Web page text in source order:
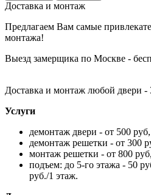
Доставка и монтаж
Предлагаем Вам самые
монтажа!
Выезд замерщика по Москве -
Доставка и монтаж любой двери -
Услуги
демонтаж двери - от 500 руб,
демонтаж решетки - от 300
монтаж решетки - от 800 руб,
подъем: до 5-го этажа - 50
руб./1 этаж.